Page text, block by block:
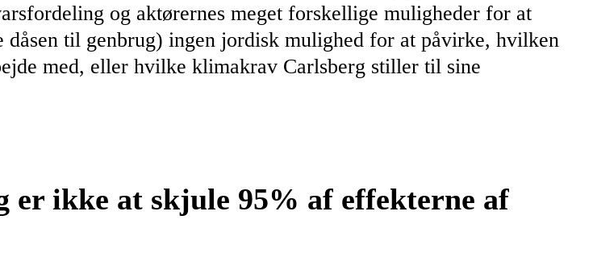
og aktørernes meget forskellige muligheder for at
til genbrug) ingen jordisk mulighed for at påvirke, hvilken
med, eller hvilke klimakrav Carlsberg stiller til sine
er ikke at skjule 95% af effekterne af